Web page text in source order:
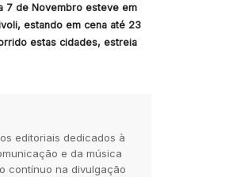
7 de Novembro esteve em
estando em cena até 23
estas cidades, estreia
editoriais dedicados à
e da música
contínuo na divulgação